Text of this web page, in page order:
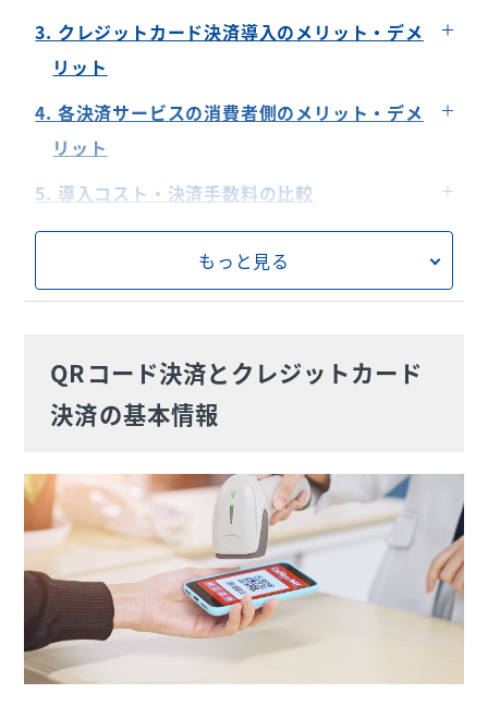
メリット①導入コストが低い
メリット②利便性が高い
デメリット③運用コストがかかる
3. クレジットカード決済導入のメリット・デメ
リット
メリット①利用客の増加
メリット②信用力の向上
デメリット②運用費用がかかる
デメリット③現金化までに時間がかかる
4. 各決済サービスの消費者側のメリット・デメ
リット
QRコード決済のメリット・デメリット
5. 導入コスト・決済手数料の比較
各決済サービスの主なセキュリティ対策
QRコード決済のセキュリティ対策
クレジットカード決済のセキュリティ対策
6. おすすめは組み合わせての利用
7. 各決済サービスの導入方法・手順
USENPAYシリーズの紹介
9. QRコードとクレジットカード両方の良さを
取り入れよう！
もっと見る
QRコード決済とクレジットカード
決済の基本情報